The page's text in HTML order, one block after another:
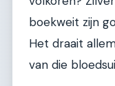
boekweit zijn
Het draait
van die